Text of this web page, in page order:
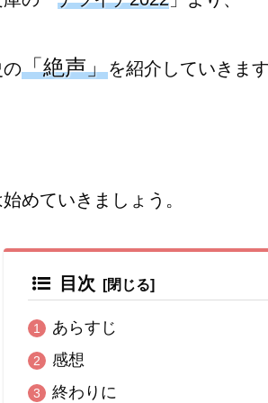
「絶声」を紹介していきま
めていきましょう。
目次
あらすじ
感想
終わりに